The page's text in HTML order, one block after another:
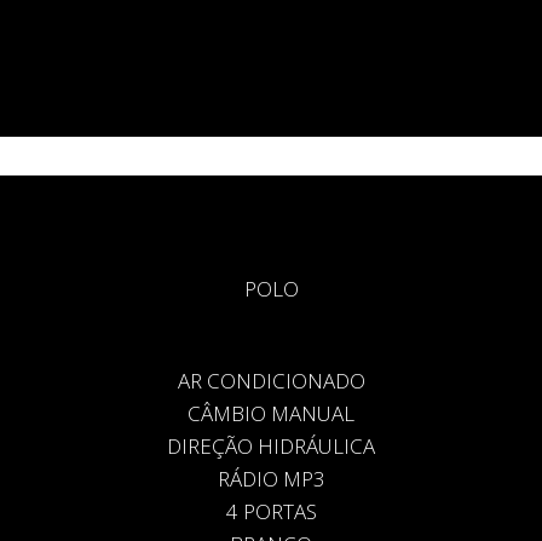
POLO
AR CONDICIONADO
CÂMBIO MANUAL
DIREÇÃO HIDRÁULICA
RÁDIO MP3
4 PORTAS